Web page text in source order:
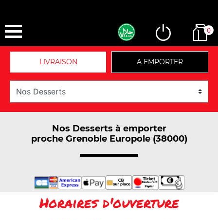
0
LIVRAISON A EMPORTER
Nos Desserts à emporter
proche Grenoble Europole (38000)
Horaires d'ouverture